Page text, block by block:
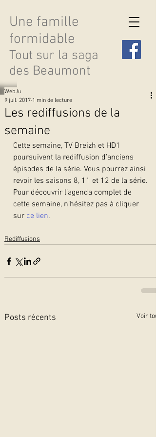
Une famille
formidable
Tout sur la saga
des Beaumont
Découvrir les saisons
Les rediffusions de la
semaine
WebJu
9 juil. 2017 1 min de lecture
Cette semaine, TV Breizh et HD1
poursuivent la rediffusion d’anciens
épisodes de la série. Vous pourrez ainsi
revoir les saisons 8, 11 et 12 de la série.
Pour découvrir l’agenda complet de
cette semaine, n’hésitez pas à cliquer
sur ce lien.
Rediffusions
Posts récents Voir tout